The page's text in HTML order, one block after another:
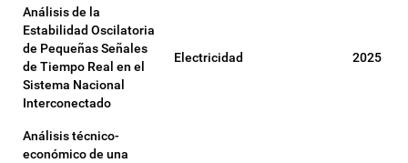
Análisis de la
Estabilidad Oscilatoria
de Pequeñas Señales
de Tiempo Real en el
Sistema Nacional
Interconectado
Electricidad 2025
Análisis técnico-
económico de una